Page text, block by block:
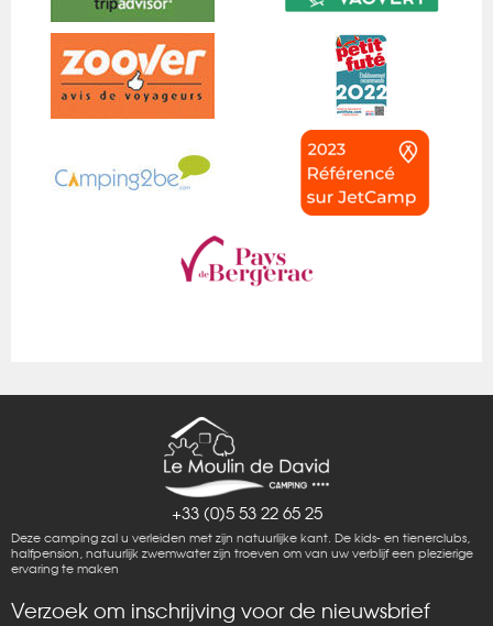
+33 (0)5 53 22 65 25
Deze camping zal u verleiden met zijn natuurlijke kant. De kids- en tienerclubs,
halfpension, natuurlijk zwemwater zijn troeven om van uw verblijf een plezierige
ervaring te maken
Verzoek om inschrijving voor de nieuwsbrief